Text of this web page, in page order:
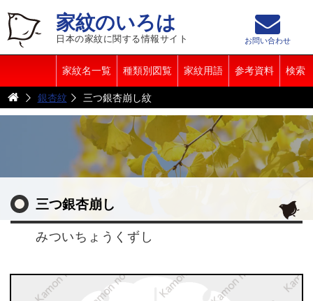
家紋のいろは
日本の家紋に関する情報サイト
家紋名一覧 種類別図覧 家紋用語 参考資料 検索
お問い合わせ
銀杏紋 三つ銀杏崩し紋
三つ銀杏崩し
みついちょうくずし